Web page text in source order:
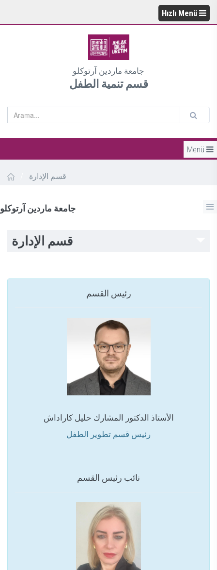
Hızlı Menü
جامعة ماردين آرتوكلو
قسم تنمية الطفل
Menü
قسم الإدارة
جامعة ماردين آرتوكلو
قسم الإدارة
رئيس القسم
الأستاذ الدكتور المشارك حليل كاراداش
رئيس قسم تطوير الطفل
نائب رئيس القسم